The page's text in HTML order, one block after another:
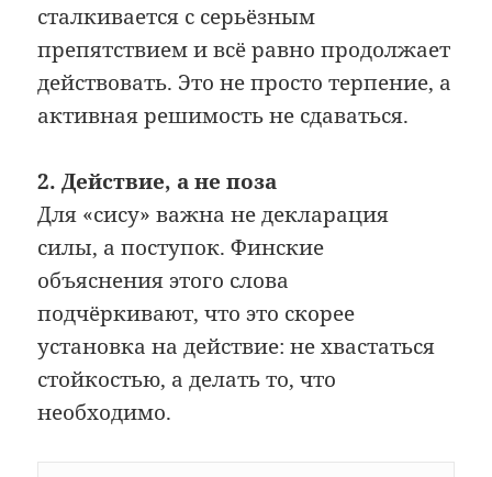
сталкивается с серьёзным
препятствием и всё равно продолжает
действовать. Это не просто терпение, а
активная решимость не сдаваться.
2. Действие, а не поза
Для «сису» важна не декларация
силы, а поступок. Финские
объяснения этого слова
подчёркивают, что это скорее
установка на действие: не хвастаться
стойкостью, а делать то, что
необходимо.